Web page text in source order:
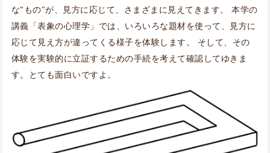
な"もの"が、見方に応じて、さまざまに見えてきます。 本学の
講義「表象の心理学」では、いろいろな題材を使って、見方に
応じて見え方が違ってくる様子を体験します。 そして、その
体験を実験的に立証するための手続を考えて確認してゆきま
す。とても面白いですよ。